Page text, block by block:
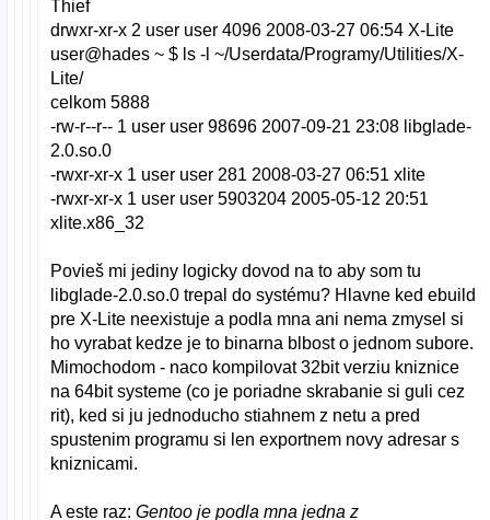
Thief
drwxr-xr-x 2 user user 4096 2008-03-27 06:54 X-Lite
user@hades ~ $ ls -l ~/Userdata/Programy/Utilities/X-
Lite/
celkom 5888
-rw-r--r-- 1 user user 98696 2007-09-21 23:08 libglade-
2.0.so.0
-rwxr-xr-x 1 user user 281 2008-03-27 06:51 xlite
-rwxr-xr-x 1 user user 5903204 2005-05-12 20:51
xlite.x86_32
Povieš mi jediny logicky dovod na to aby som tu
libglade-2.0.so.0 trepal do systému? Hlavne ked ebuild
pre X-Lite neexistuje a podla mna ani nema zmysel si
ho vyrabat kedze je to binarna blbost o jednom subore.
Mimochodom - naco kompilovat 32bit verziu kniznice
na 64bit systeme (co je poriadne skrabanie si guli cez
rit), ked si ju jednoducho stiahnem z netu a pred
spustenim programu si len exportnem novy adresar s
kniznicami.
A este raz:Gentoo je podla mna jedna z